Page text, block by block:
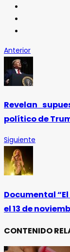
Anterior
Revelan
político de
Siguiente
Documental
el 13 de
CONTENIDO